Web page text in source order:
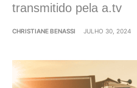
transmitido pela a.tv
CHRISTIANE BENASSI JULHO 30, 2024